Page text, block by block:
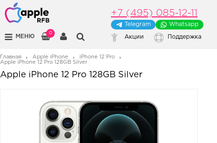
МЕНЮ
0
+7 (495) 085-12-11
Telegram Whatsapp
Акции Поддержка
Главная Apple iPhone
iPhone 12 Pro
Apple iPhone 12 Pro 128GB Silver
Apple iPhone 12 Pro 128GB Silver